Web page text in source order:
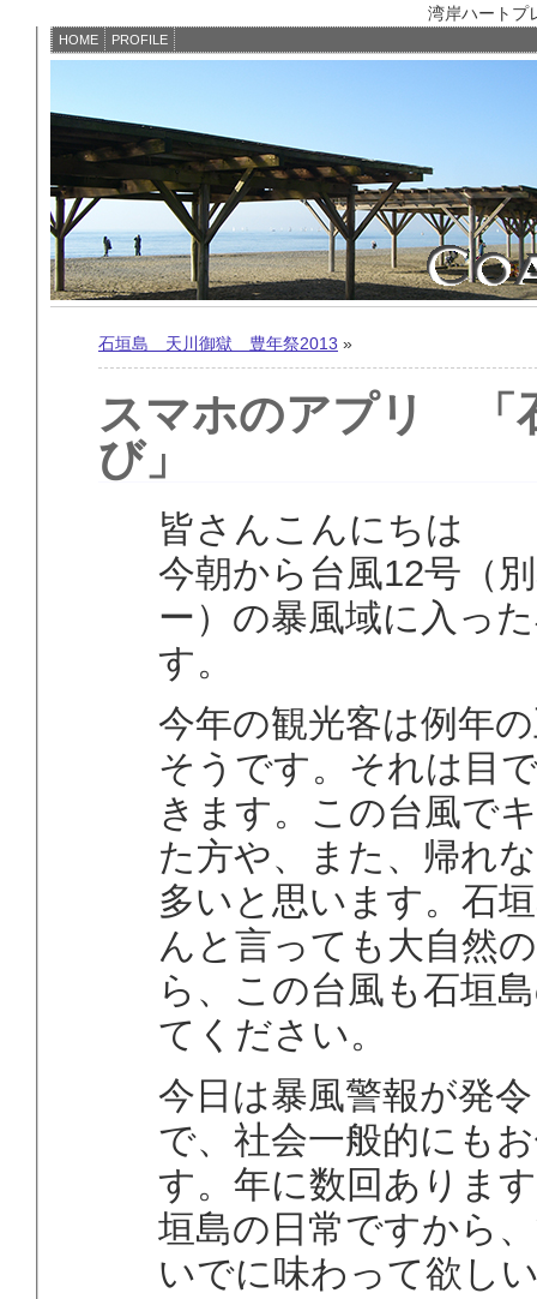
湾岸ハート
HOME PROFILE
石垣島 天川御獄 豊年祭2013 »
スマホのアプリ 「
び」
皆さんこんにちは
今朝から台風12号（
ー）の暴風域に入っ
す。
今年の観光客は例年
そうです。それは目
きます。この台風で
た方や、また、帰れ
多いと思います。石
んと言っても大自然
ら、この台風も石垣
てください。
今日は暴風警報が発
で、社会一般的にも
す。年に数回ありま
垣島の日常ですから
いでに味わって欲し